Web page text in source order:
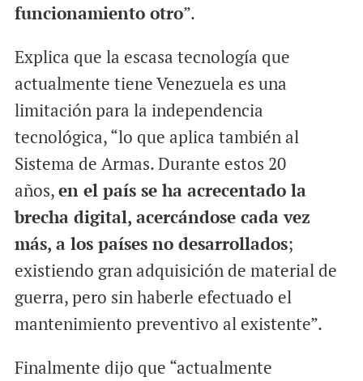
funcionamiento otro”.
Explica que la escasa tecnología que
actualmente tiene Venezuela es una
limitación para la independencia
tecnológica, “lo que aplica también al
Sistema de Armas. Durante estos 20
años,en el país se ha acrecentado la
brecha digital, acercándose cada vez
más, a los países no desarrollados;
existiendo gran adquisición de material de
guerra, pero sin haberle efectuado el
mantenimiento preventivo al existente”.
Finalmente dijo que “actualmente